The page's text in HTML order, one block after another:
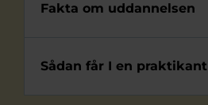
Fakta om uddannelsen
Sådan får I en praktikant